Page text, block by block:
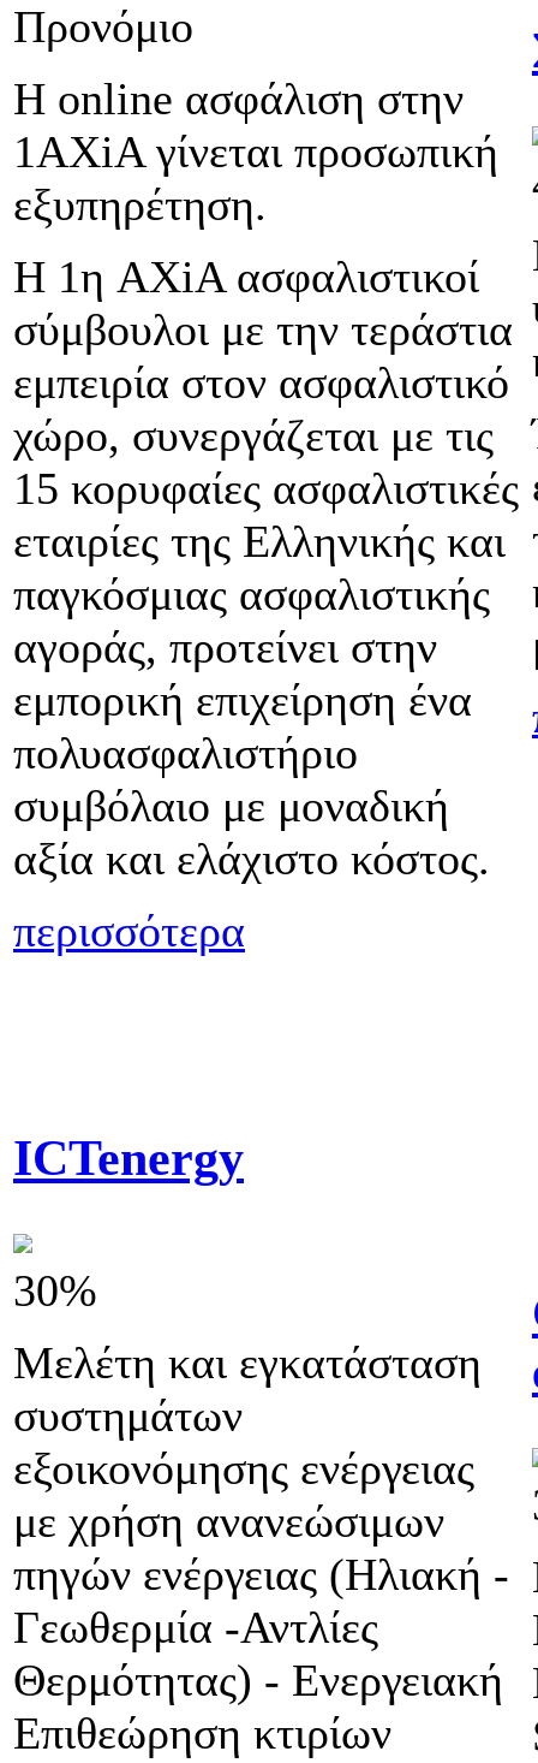
Προνόμιο
Η online ασφάλιση στην
1AXiA γίνεται προσωπική
εξυπηρέτηση.
Η 1η AXiA ασφαλιστικοί
σύμβουλοι με την τεράστια
εμπειρία στον ασφαλιστικό
χώρο, συνεργάζεται με τις
15 κορυφαίες ασφαλιστικές
εταιρίες της Ελληνικής και
παγκόσμιας ασφαλιστικής
αγοράς, προτείνει στην
εμπορική επιχείρηση ένα
πολυασφαλιστήριο
συμβόλαιο με μοναδική
αξία και ελάχιστο κόστος.
περισσότερα
ICTenergy
30%
Μελέτη και εγκατάσταση
συστημάτων
εξοικονόμησης ενέργειας
με χρήση ανανεώσιμων
πηγών ενέργειας (Ηλιακή -
Γεωθερμία -Αντλίες
Θερμότητας) - Ενεργειακή
Επιθεώρηση κτιρίων